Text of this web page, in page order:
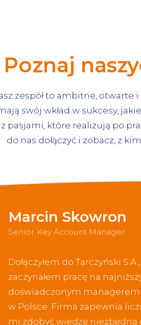
Poznaj
zespół to ambitne, otwarte
swój wkład w sukcesy,
z pasjami, które realizują po
do nas dołączyć i zobacz, z
Marcin Skowron
Senior Key Account Manager
Dołączyłem do Tarczyński
zaczynałem pracę na
doświadczonym
w Polsce. Firma zapewnia
mi zdobyć wiedzę niezbędną